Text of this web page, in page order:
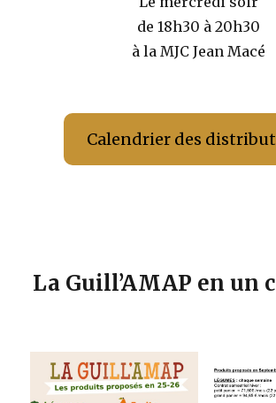
de 18h30 à 20h30
à la MJC Jean Macé
Calendrier des
La Guill’AMAP en un